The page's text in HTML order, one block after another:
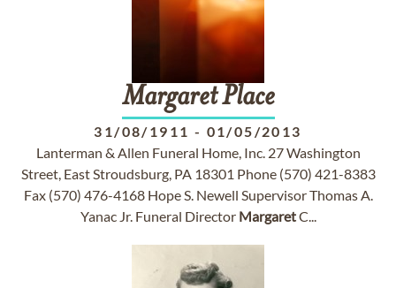
Margaret Place
31/08/1911 - 01/05/2013
Lanterman & Allen Funeral Home, Inc. 27 Washington
Street, East Stroudsburg, PA 18301 Phone (570) 421-8383
Fax (570) 476-4168 Hope S. Newell Supervisor Thomas A.
Yanac Jr. Funeral Director MargaretC...